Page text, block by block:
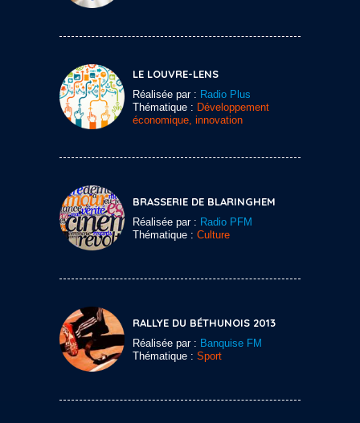
LE LOUVRE-LENS
Réalisée par : Radio Plus
Thématique : Développement
économique, innovation
BRASSERIE DE BLARINGHEM
Réalisée par : Radio PFM
Thématique : Culture
RALLYE DU BÉTHUNOIS 2013
Réalisée par : Banquise FM
Thématique : Sport